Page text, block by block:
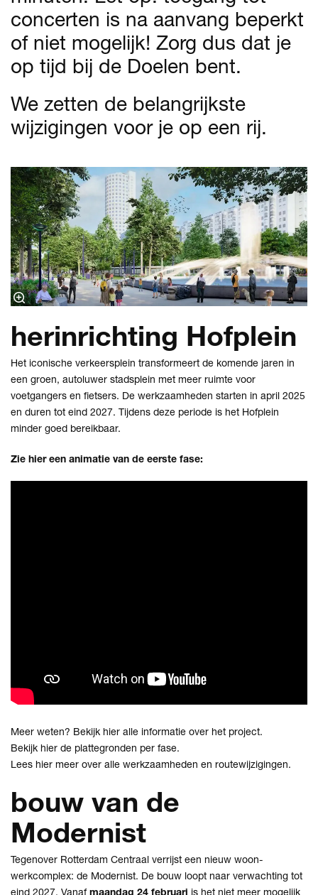
concerten is na aanvang beperkt
of niet mogelijk! Zorg dus dat je
op tijd bij de Doelen bent.
We zetten de belangrijkste
wijzigingen voor je op een rij.
herinrichting Hofplein
Het iconische verkeersplein transformeert de komende jaren in
een groen, autoluwer stadsplein met meer ruimte voor
voetgangers en fietsers. De werkzaamheden starten in april 2025
en duren tot eind 2027. Tijdens deze periode is het Hofplein
minder goed bereikbaar.
Zie hier een animatie van de eerste fase:
Meer weten? Bekijk hier alle informatie over het project.
Bekijk hier de plattegronden per fase.
Lees hier meer over alle werkzaamheden en routewijzigingen.
bouw van de
Modernist
Tegenover Rotterdam Centraal verrijst een nieuw woon-
werkcomplex: de Modernist. De bouw loopt naar verwachting tot
eind 2027. Vanafmaandag 24 februari is het niet meer mogelijk